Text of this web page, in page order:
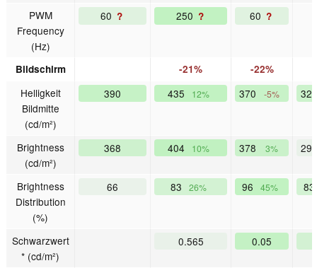
PWM
Frequency
(Hz)
60 ? 250 ? 60 ?
Bildschirm -21% -22%
Helligkeit
Bildmitte
(cd/m²)
390 435 12% 370 -5%
Brightness
(cd/m²)
368 404 10% 378 3%
Brightness
Distribution
(%)
66 83 26% 96 45% 83
Schwarzwert
* (cd/m²)
0.565 0.05